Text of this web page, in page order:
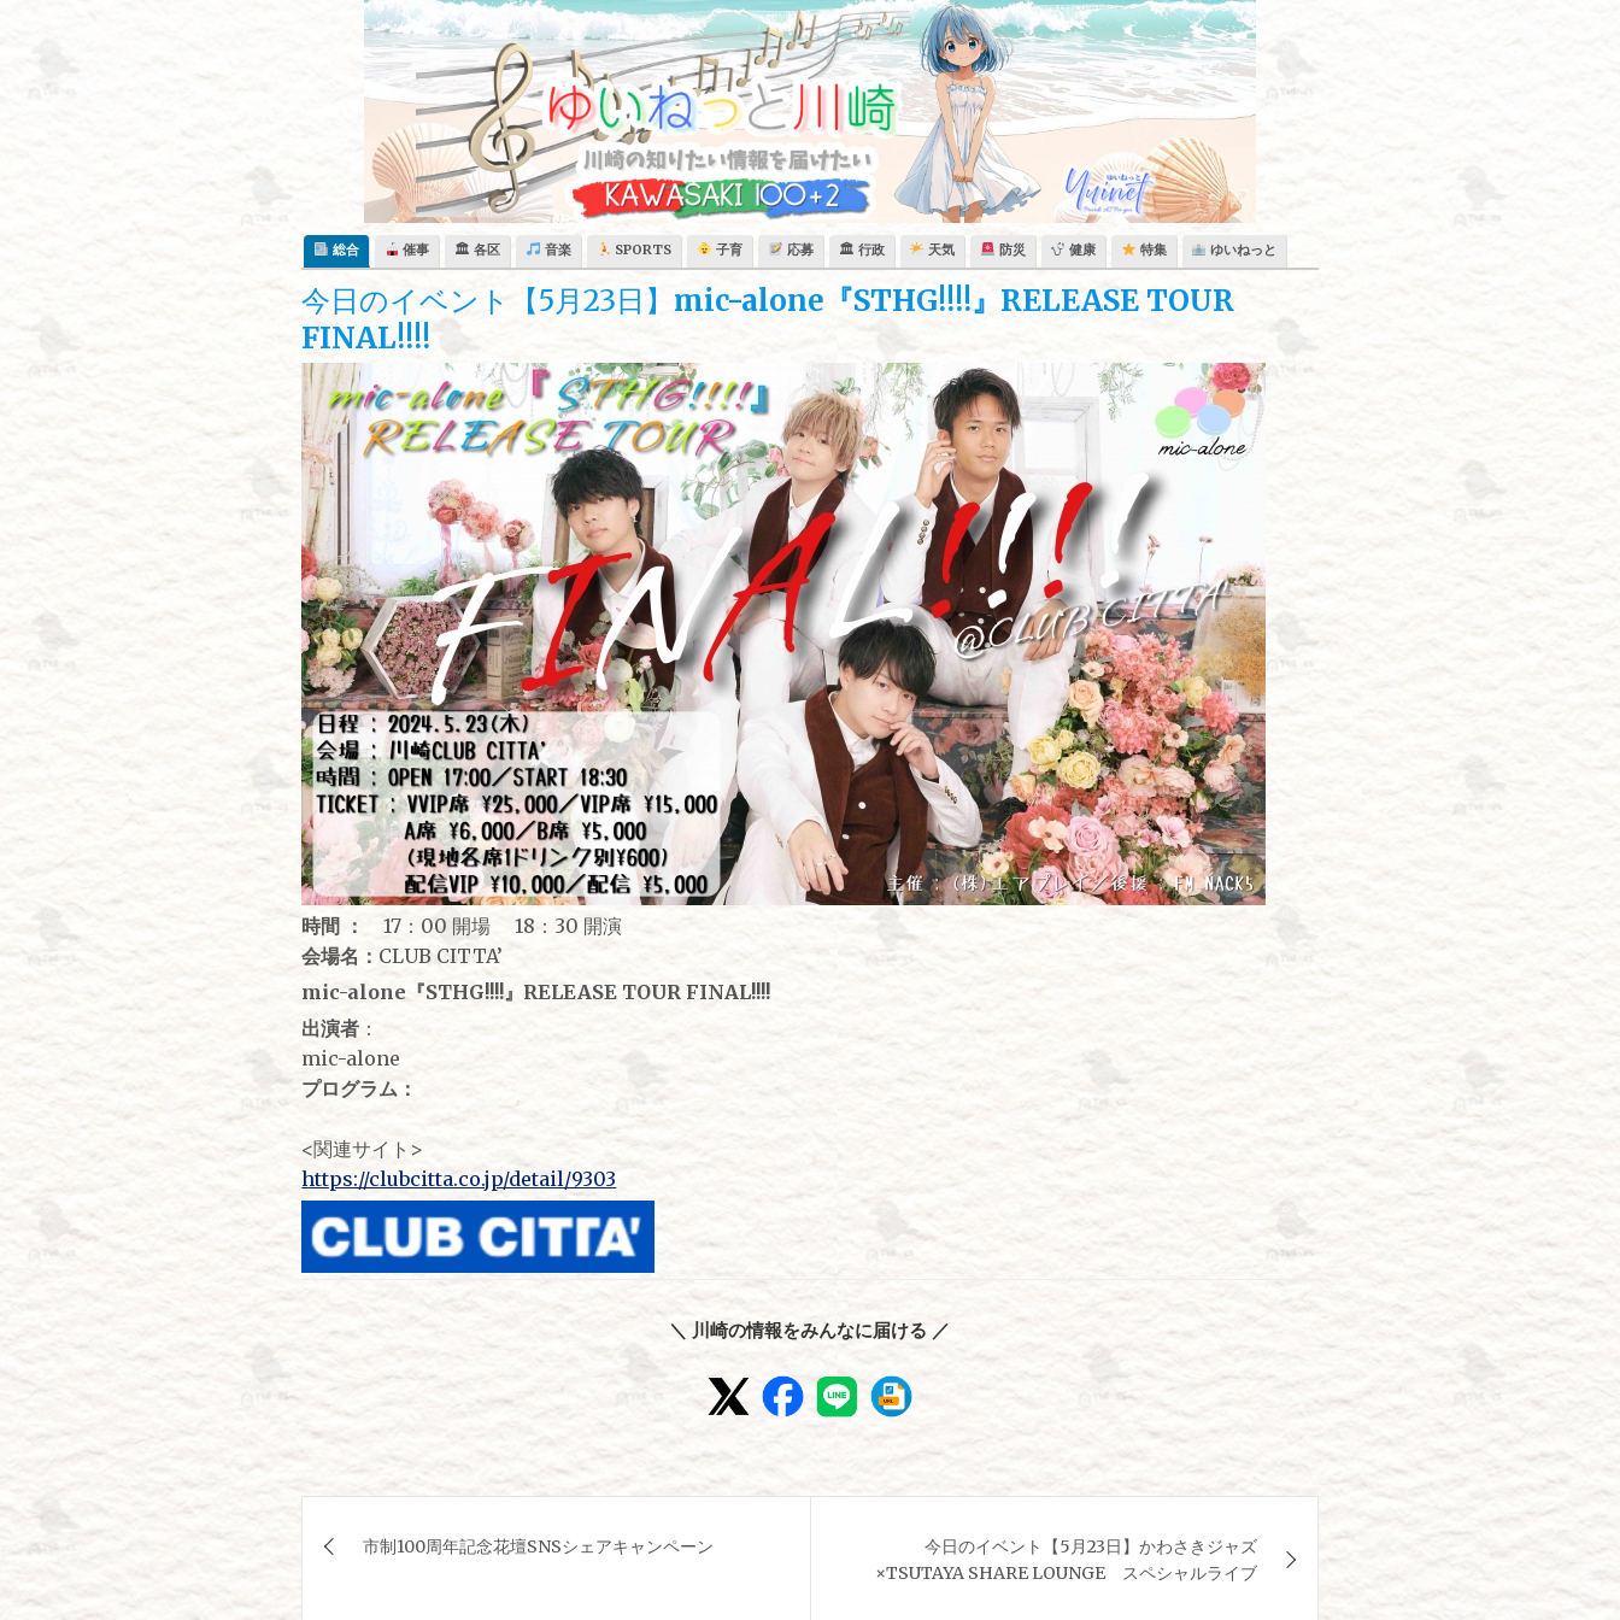
総合 催事 🏛 各区 音楽 SPORTS 子育 応募 🏛 行政 天気 防災 健康 特集 ゆいねっと
今日のイベント【5月23日】 mic-alone『STHG!!!!』RELEASE TOUR
FINAL!!!!
時間 ：
17：00 開場 18：30 開演
会場名： CLUB CITTA’
mic-alone『STHG!!!!』RELEASE TOUR FINAL!!!!
出演者 ：
mic-alone
プログラム：
<関連サイト>
https://clubcitta.co.jp/detail/9303
＼ 川崎の情報をみんなに届ける ／
稿
市制100周年記念花壇SNSシェアキャンペーン
今日のイベント【5月23日】かわさきジャズ
×TSUTAYA SHARE LOUNGE スペシャルライブ